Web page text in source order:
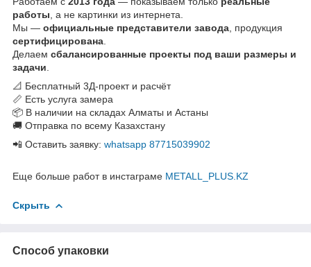
работы , а не картинки из интернета.
Мы — официальные представители завода , продукция
сертифицирована
Делаем сбалансированные проекты под ваши размеры и
задачи
📐 Бесплатный 3Д-проект и расчёт
📏 Есть услуга замера
📦 В наличии на складах Алматы и Астаны
🚚 Отправка по всему Казахстану
📲 Оставить заявку: whatsapp 87715039902
Еще больше работ в инстаграме METALL_PLUS.KZ
Скрыть
Способ упаковки